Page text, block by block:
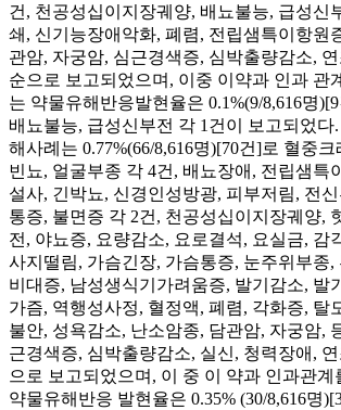
건, 천공성십이지장궤양, 배뇨불능, 급성신
쇄, 신기능장애악화, 폐렴, 전립샘특이항원
관암, 자궁암, 심근경색증, 심박출량감소,
순으로 보고되었으며, 이중 이약과 인과 관
는 약물유해반응발현율은 0.1%(9/8,616명
배뇨불능, 급성신부전 각 1건이 보고되었다
해사례는 0.77%(66/8,616명)[70건]로 혈중
빈뇨, 얼굴부종 각 4건, 배뇨장애, 전립샘특
설사, 긴박뇨, 신경인성방광, 피부저림, 전
통증, 불면증 각 2건, 천공성십이지장궤양,
전, 야뇨증, 요량감소, 요로결석, 요실금, 감
사지떨림, 가슴긴장, 가슴통증, 눈주위부종,
비대증, 남성생식기가려움증, 발기감소, 발
가즘, 역행성사정, 혈정액, 폐렴, 각화증, 탈
불안, 성욕감소, 난소암종, 담관암, 자궁암,
근경색증, 심박출량감소, 실신, 청력장애,
으로 보고되었으며, 이 중 이 약과 인과관계
약물유해반응 발현율은 0.35% (30/8,616명